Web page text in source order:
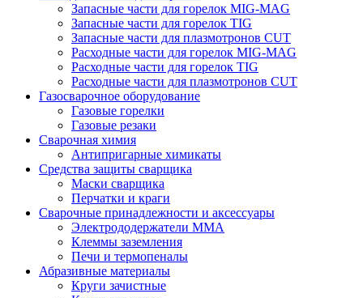
Запасные части для горелок MIG-MAG
Запасные части для горелок TIG
Запасные части для плазмотронов CUT
Расходные части для горелок MIG-MAG
Расходные части для горелок TIG
Расходные части для плазмотронов CUT
Газосварочное оборудование
Газовые горелки
Газовые резаки
Сварочная химия
Антипригарные химикаты
Средства защиты сварщика
Маски сварщика
Перчатки и краги
Сварочные принадлежности и аксессуары
Электрододержатели MMA
Клеммы заземления
Печи и термопеналы
Абразивные материалы
Круги зачистные